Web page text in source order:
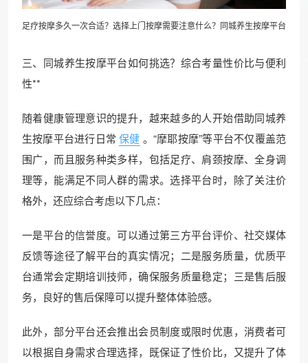
足疗按摩多久一次合适？选择上门按摩需要注意什么？同城养生按摩平台
三、同城养生按摩平台如何挑选？综合考量性价比与便利
性**
随着健康管理意识的提升，越来越多的人开始借助同城养
生按摩平台进行日常 保健 。“摩耶按摩”等平台不仅覆盖范
围广，而且服务种类多样，包括足疗、肩颈按摩、全身调
理等，能满足不同人群的需求。选择平台时，除了关注价
格外，还应综合考虑以下几点：
一是平台的信誉度。可以通过第三方平台评价、社交媒体
反馈等途径了解平台的真实情况；二是服务质量，优质平
台通常会定期培训技师，确保服务质量稳定；三是售后服
务，良好的售后保障可以提升整体体验感。
此外，部分平台还会推出会员制度或限时优惠，消费者可
以根据自身需求合理选择，既保证了性价比，又提升了体